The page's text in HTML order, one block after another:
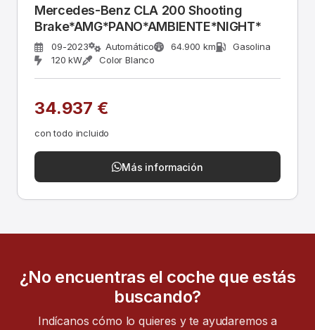
Mercedes-Benz CLA 200 Shooting
Brake*AMG*PANO*AMBIENTE*NIGHT*
09-2023 Automático 64.900 km
Gasolina
120 kW
Color Blanco
34.937 €
con todo incluido
Más información
¿No encuentras el coche que estás
buscando?
Indícanos cómo lo quieres y te ayudaremos a